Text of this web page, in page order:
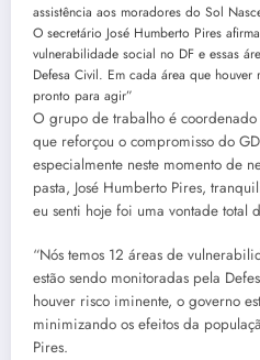
O secretário José Humberto Pires
vulnerabilidade social no DF e essas
Defesa Civil. Em cada área que
pronto para agir”
O grupo de trabalho é
que reforçou o compromisso do
especialmente neste momento de
pasta, José Humberto Pires,
eu senti hoje foi uma vontade total
“Nós temos 12 áreas de
estão sendo monitoradas pela
houver risco iminente, o governo
minimizando os efeitos da
Pires.